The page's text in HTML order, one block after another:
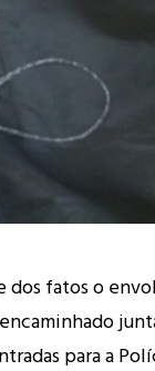
dos fatos o
para a